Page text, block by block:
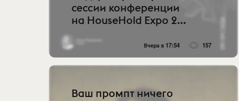
сессии конференции
на HouseHold Expo 2...
Вчера в 17:54 157
Ваш промпт ничего